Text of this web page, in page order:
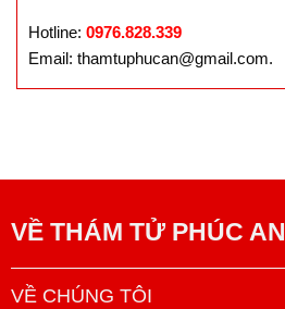
Hotline: 0976.828.339
Email: thamtuphucan@gmail.com.
VỀ THÁM TỬ PHÚC AN
VỀ CHÚNG TÔI